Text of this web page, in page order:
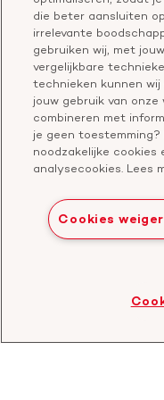
Geef ter
Start een actie
Vragen over
Klachtenformulier
Check je gesprek
Doneer
Bezoek
onze
Facebook
Bezoek
ons
YouTube
die beter aansluiten
irrelevante
gebruiken wij, met
vergelijkbare
technieken kunnen
jouw gebruik van
combineren met
je geen
noodzakelijke cookies
analysecookies. Lees
Cookies